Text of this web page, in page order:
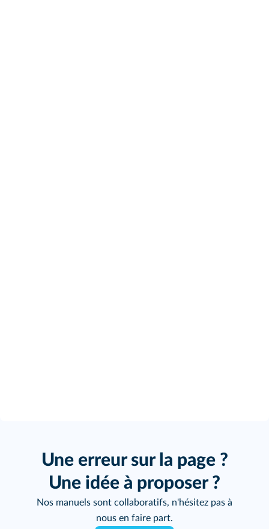
Une erreur sur la page ?
Une idée à proposer ?
Nos manuels sont collaboratifs, n'hésitez pas à
nous en faire part.